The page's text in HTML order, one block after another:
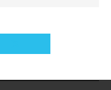
Compartir